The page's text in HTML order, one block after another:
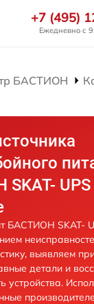
+7 (495)
Ежедневно с
БАСТИОН
БАСТИОН SKAT-
выявляем
детали и
устройства.